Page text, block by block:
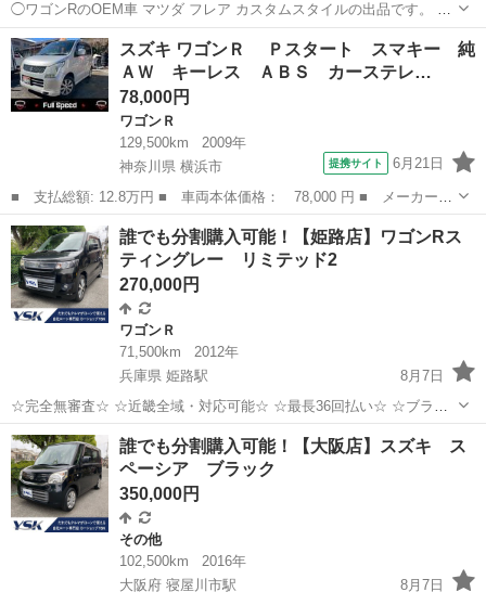
◯ワゴンRのOEM車 マツダ フレア カスタムスタイルの出品です。 フ
ロントグリルとフロントバンパーの形状以外はワゴンRスティングレー
とほぼ同じです。 〇走行37000キロで車検あり！ ◯ETC・スマートキ
ー・アイドリン...
岡山 岡山市 高島駅 ワゴンＲ
スズキ ワゴンＲ Ｐスタート スマキー 純
ＡＷ キーレス ＡＢＳ カーステレ…
78,000円
ワゴンＲ
129,500km
2009年
神奈川県 横浜市
提携サイト 6月21日
■ 支払総額: 12.8万円 ■ 車両本体価格： 78,000 円 ■ メーカー
名： スズキ ■ 車種名： ワゴンＲ ■ グレード名： Ｐスター
ト スマキー 純ＡＷ キーレス ＡＢＳ カーステレオ ＣＤラジ
オ ＡＭＦＭ ...
神奈川 横浜市 ワゴンＲ
誰でも分割購入可能！【姫路店】ワゴンRス
ティングレー リミテッド2
270,000円
ワゴンＲ
71,500km
2012年
兵庫県 姫路駅
8月7日
☆完全無審査☆ ☆近畿全域・対応可能☆ ☆最長36回払い☆ ☆ブラッ
クOK☆ ☆保証人・保証会社不要☆ ☆頭金・初期費用不要☆ ☆在籍確
認不要☆ ☆収入証明書不要☆ ●車両情報● 車種：...
兵庫 姫路市 姫路駅 ワゴンＲ 車両
誰でも分割購入可能！【大阪店】スズキ ス
ペーシア ブラック
350,000円
その他
102,500km
2016年
大阪府 寝屋川市駅
8月7日